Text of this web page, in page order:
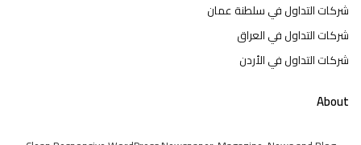
شركات التداول في سلطنة عمان
شركات التداول في العراق
شركات التداول في الأردن
About